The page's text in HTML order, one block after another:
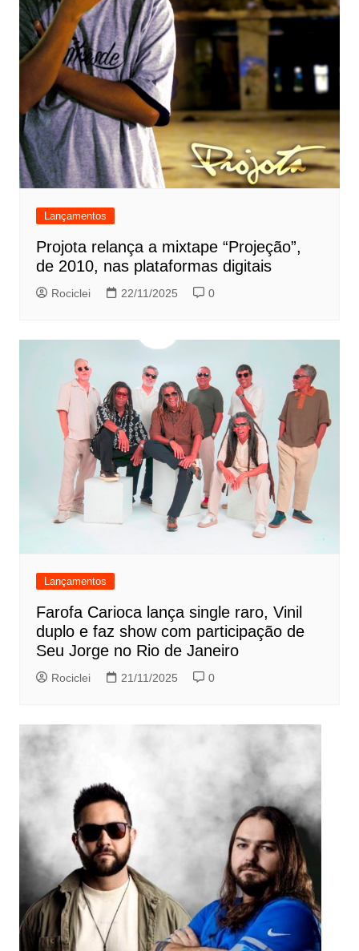
Lançamentos
Projota relança a mixtape “Projeção”,
de 2010, nas plataformas digitais
Rociclei 22/11/2025 0
Lançamentos
Farofa Carioca lança single raro, Vinil
duplo e faz show com participação de
Seu Jorge no Rio de Janeiro
Rociclei 21/11/2025 0